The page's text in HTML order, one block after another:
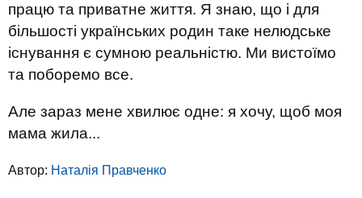
працю та приватне життя. Я знаю, що і для
більшості українських родин таке нелюдське
існування є сумною реальністю. Ми вистоїмо
та поборемо все.
Але зараз мене хвилює одне: я хочу, щоб моя
мама жила...
Автор: Наталія Правченко